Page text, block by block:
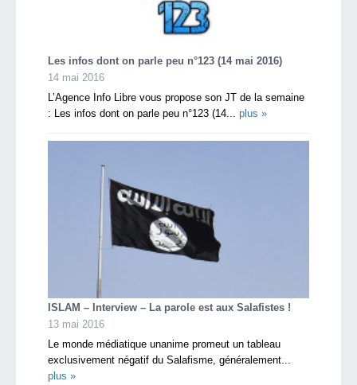
Les infos dont on parle peu n°123 (14 mai 2016)
14 mai 2016
L’Agence Info Libre vous propose son JT de la semaine
: Les infos dont on parle peu n°123 (14... plus »
ISLAM – Interview – La parole est aux Salafistes !
13 mai 2016
Le monde médiatique unanime promeut un tableau
exclusivement négatif du Salafisme, généralement...
plus »